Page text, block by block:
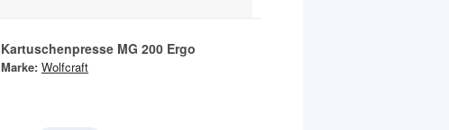
Kartuschenpresse MG 200 Ergo
Marke: Wolfcraft